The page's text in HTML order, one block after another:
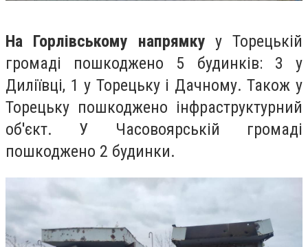
На Горлівському напрямку у Торецькій
громаді пошкоджено 5 будинків: 3 у
Диліївці, 1 у Торецьку і Дачному. Також у
Торецьку пошкоджено інфраструктурний
об'єкт. У Часовоярській громаді
пошкоджено 2 будинки.